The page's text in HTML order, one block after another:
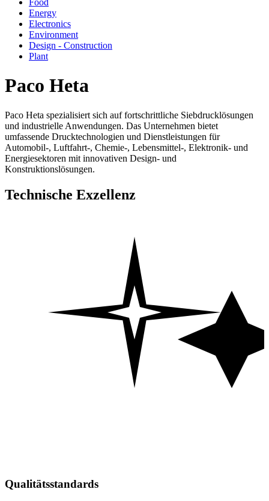
Energy
Electronics
Environment
Design - Construction
Plant
Paco Heta
Paco Heta spezialisiert sich auf fortschrittliche Siebdrucklösungen
und industrielle Anwendungen. Das Unternehmen bietet
umfassende Drucktechnologien und Dienstleistungen für
Automobil-, Luftfahrt-, Chemie-, Lebensmittel-, Elektronik- und
Energiesektoren mit innovativen Design- und
Konstruktionslösungen.
Technische Exzellenz
Qualitätsstandards